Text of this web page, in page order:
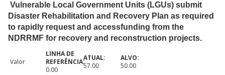
Vulnerable Local Government Units (LGUs) submit
Disaster Rehabilitation and Recovery Plan as required
to rapidly request and accessfunding from the
NDRRMF for recovery and reconstruction projects.
Valor
0.00
57.00 50.00